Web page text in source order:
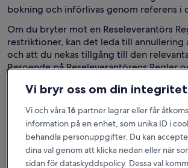
bokning och införlivas genom referens i
Om du bryter mot en Reseleverantörs
restriktioner, kan det leda till annullering
och att du nekas tillgång till den
Beroende på Reseleverantörens Regler
betalat för en sådan bokning.
Reseleverantörer kan antingen vara
verkar från konsument till konsument
som verkar från företag till konsument.
märker vi annonser med ”privat värd”
leverantör” när Reseleverantören har
Vi bryr oss om din integritet
Vi och våra16 partner lagrar eller får
information på en enhet, som unika ID i
behandla personuppgifter. Du kan
dina val genom att klicka nedan eller när
sidan för dataskyddspolicy. Dessa val